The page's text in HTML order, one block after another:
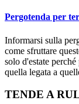
Pergotenda per
Informarsi sulla
come sfruttare
solo d'estate
quella legata a
Footer
TENDE A